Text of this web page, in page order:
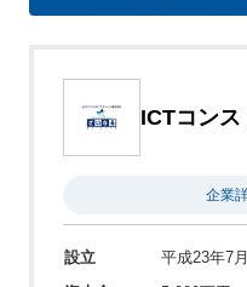
ICTコン
企業
設立
平成23年7月